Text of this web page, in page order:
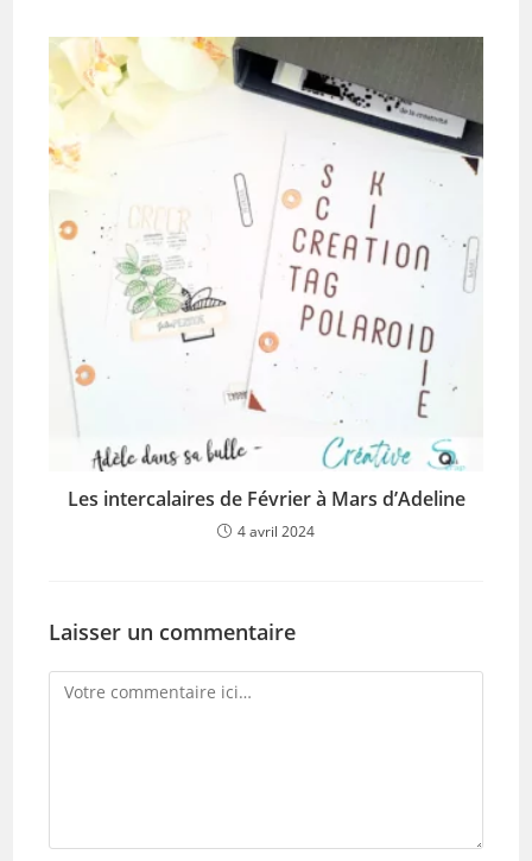
Les intercalaires de Février à Mars d’Adeline
4 avril 2024
Laisser un commentaire
Comment